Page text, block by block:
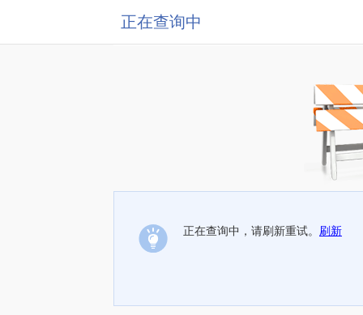
正在查询中
正在查询中，请刷新重试。 刷新